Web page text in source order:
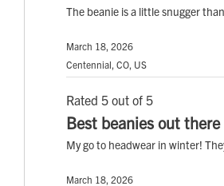
The beanie is a little snugger
March 18, 2026
Centennial, CO, US
Rated 5 out of 5
Best beanies out there
My go to headwear in winter!
March 18, 2026